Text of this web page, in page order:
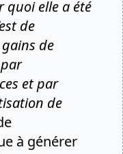
quoi elle a été
de
de
et par
de
à générer